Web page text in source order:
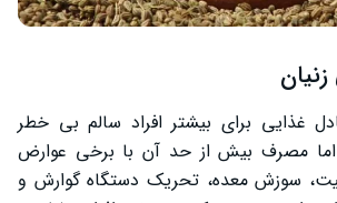
غذایی برای بیشتر افراد سالم بی‌ خطر
مصرف بیش از حد آن با برخی عوارض
سوزش معده، تحریک دستگاه گوارش و